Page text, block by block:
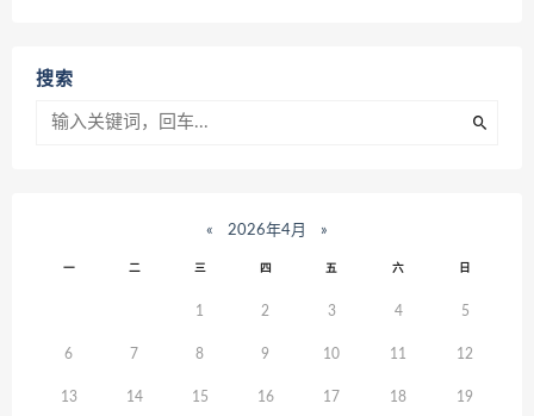
搜索
« 2026年4月 »
一 二 三 四 五 六 日
1 2 3 4 5
6 7 8 9 10 11 12
13 14 15 16 17 18 19